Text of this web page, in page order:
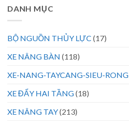
DANH MỤC
BỘ NGUỒN THỦY LỰC (17)
XE NÂNG BÀN (118)
XE-NANG-TAYCANG-SIEU-RONG
XE ĐẨY HAI TẦNG(18)
XE NÂNG TAY(213)